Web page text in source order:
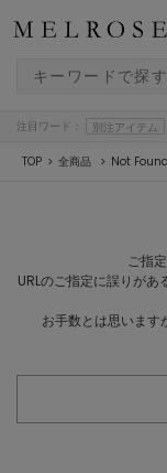
注目ワード： 別注アイテム
TOP 全商品 Not Found
ご指
URLのご指定に誤りが
お手数とは思います